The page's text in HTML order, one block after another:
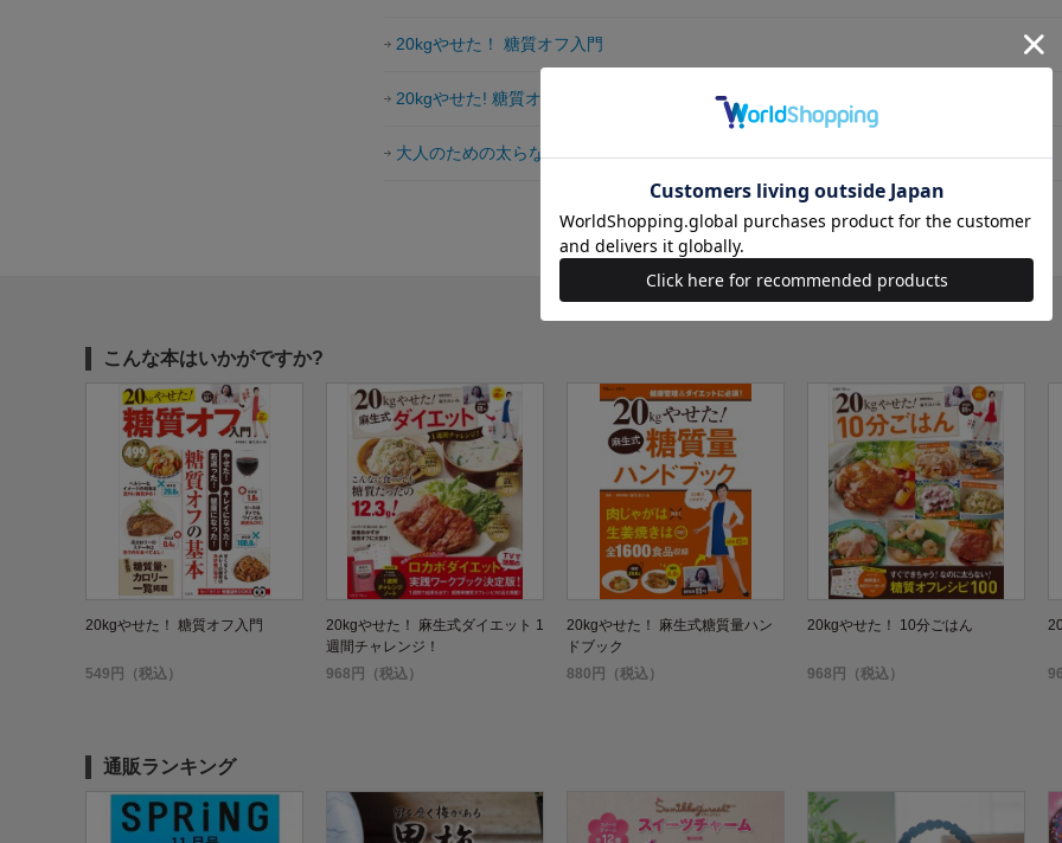
20kgやせた！ 糖質オフ入門
20kgやせた! 糖質オフ入門 最新版
大人のための太らない10分ごはん
こんな本はいかがですか?
20kgやせた！ 糖質オフ入門
549円（税込）
20kgやせた！ 麻生式ダイエット 1
週間チャレンジ！
968円（税込）
20kgやせた！ 麻生式糖質量ハン
ドブック
880円（税込）
20kgやせた！ 10分ごはん
968円（税込）
通販ランキング